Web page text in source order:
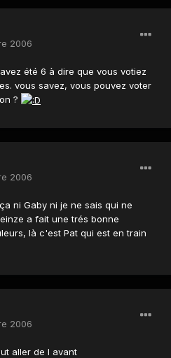
2006
été 6 à dire que vous votiez
vous savez, vous pouvez voter
?
2006
ni Gaby ni je ne sais qui ne
a fait une trés bonne
là c'est Pat qui est en train
2006
aller de l avant